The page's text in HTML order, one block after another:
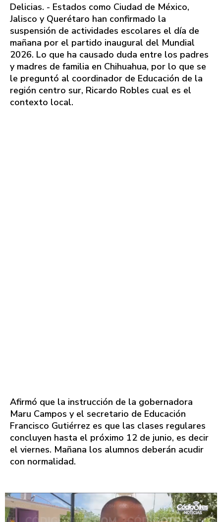
Delicias. - Estados como Ciudad de México,
Jalisco y Querétaro han confirmado la
suspensión de actividades escolares el día de
mañana por el partido inaugural del Mundial
2026. Lo que ha causado duda entre los padres
y madres de familia en Chihuahua, por lo que se
le preguntó al coordinador de Educación de la
región centro sur, Ricardo Robles cual es el
contexto local.
Afirmó que la instrucción de la gobernadora
Maru Campos y el secretario de Educación
Francisco Gutiérrez es que las clases regulares
concluyen hasta el próximo 12 de junio, es decir
el viernes. Mañana los alumnos deberán acudir
con normalidad.